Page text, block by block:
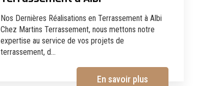
Nos Dernières Réalisations en Terrassement à Albi
Chez Martins Terrassement, nous mettons notre
expertise au service de vos projets de
terrassement, d...
En savoir plus